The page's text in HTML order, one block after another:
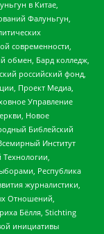
в Китае,
Фалуньгун,
современности,
обмен, Бард колледж,
российский фонд,
Проект Медиа,
Управление
Новое
Библейский
Институт
Республика
журналистики,
Отношений,
Бёлля, Stichting
инициативы